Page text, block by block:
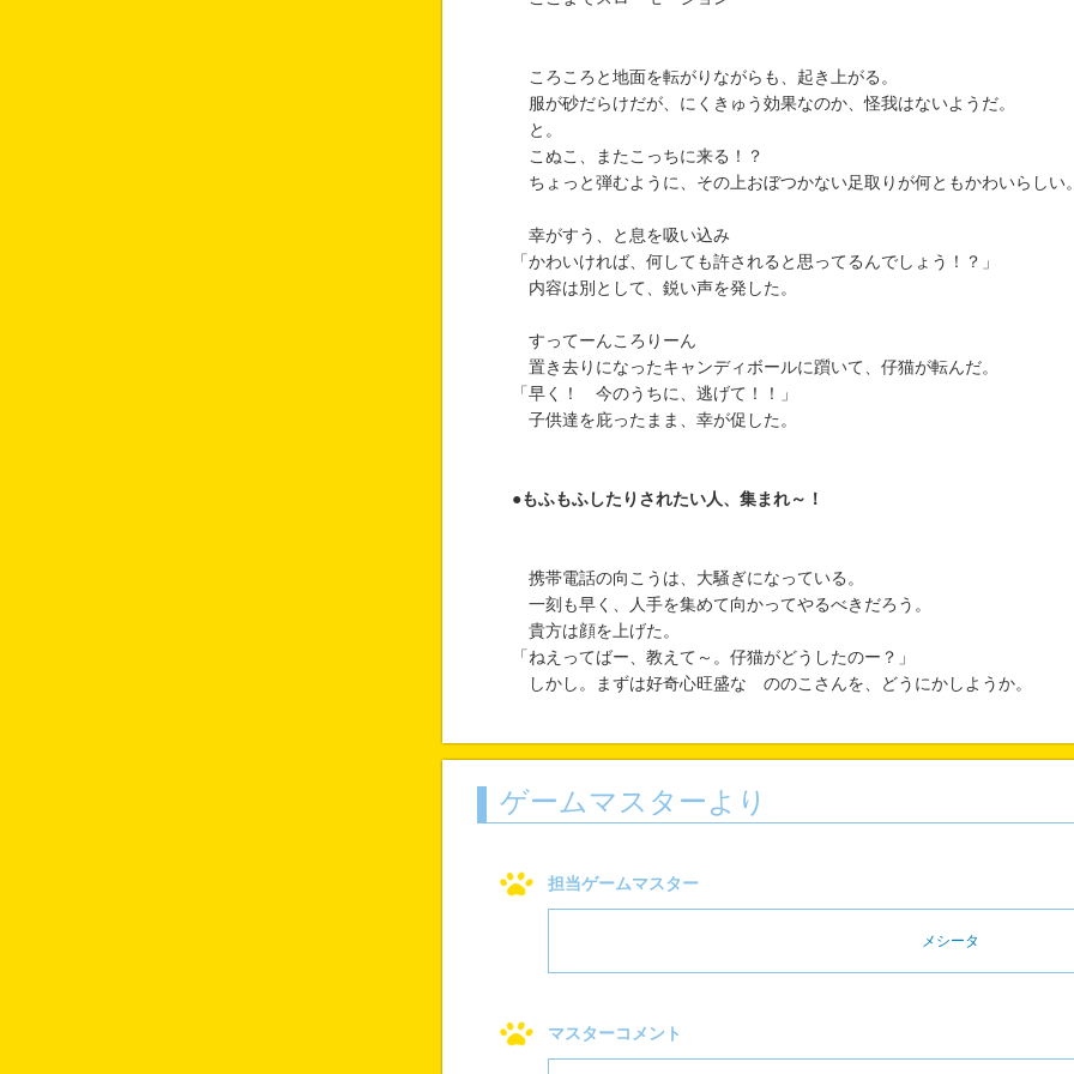
ころころと地面を転がりながらも、起き上がる。
服が砂だらけだが、にくきゅう効果なのか、怪我はないようだ。
と。
こぬこ、またこっちに来る！？
ちょっと弾むように、その上おぼつかない足取りが何ともかわいらしい
幸がすう、と息を吸い込み
「かわいければ、何しても許されると思ってるんでしょう！？」
内容は別として、鋭い声を発した。
すってーんころりーん
置き去りになったキャンディボールに躓いて、仔猫が転んだ。
「早く！ 今のうちに、逃げて！！」
子供達を庇ったまま、幸が促した。
●もふもふしたりされたい人、集まれ～！
携帯電話の向こうは、大騒ぎになっている。
一刻も早く、人手を集めて向かってやるべきだろう。
貴方は顔を上げた。
「ねえってばー、教えて～。仔猫がどうしたのー？」
しかし。まずは好奇心旺盛な ののこさんを、どうにかしようか。
ゲームマスターより
担当ゲームマスター
メシータ
マスターコメント